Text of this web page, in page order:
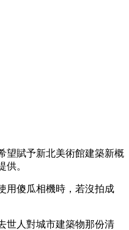
望賦予新北美術館建築新概
供。
用傻瓜相機時，若沒拍成
世人對城市建築物那份清